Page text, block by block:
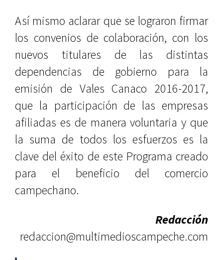
Así mismo aclarar que se lograron firmar
los convenios de colaboración, con los
nuevos titulares de las distintas
dependencias de gobierno para la
emisión de Vales Canaco 2016-2017,
que la participación de las empresas
afiliadas es de manera voluntaria y que
la suma de todos los esfuerzos es la
clave del éxito de este Programa creado
para el beneficio del comercio
campechano.
Redacción
redaccion@multimedioscampeche.com